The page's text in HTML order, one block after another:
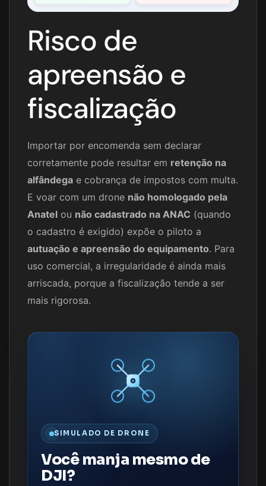
Risco de
apreensão e
fiscalização
Importar por encomenda sem declarar
corretamente pode resultar em retenção na
alfândega e cobrança de impostos com multa.
E voar com um drone não homologado pela
Anatel ou não cadastrado na ANAC (quando
o cadastro é exigido) expõe o piloto a
autuação e apreensão do equipamento. Para
uso comercial, a irregularidade é ainda mais
arriscada, porque a fiscalização tende a ser
mais rigorosa.
SIMULADO DE DRONE
Você manja mesmo de
DJI?